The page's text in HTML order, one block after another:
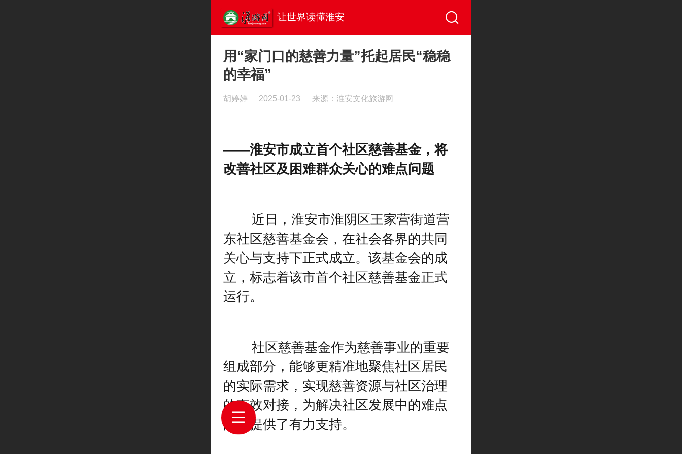
让世界读懂淮安
用“家门口的慈善力量”托起居民“稳稳
的幸福”
胡婷婷 2025-01-23 来源：淮安文化旅游网
——淮安市成立首个社区慈善基金，将
改善社区及困难群众关心的难点问题
近日，淮安市淮阴区王家营街道营
东社区慈善基金会，在社会各界的共同
关心与支持下正式成立。该基金会的成
立，标志着该市首个社区慈善基金正式
运行。
社区慈善基金作为慈善事业的重要
组成部分，能够更精准地聚焦社区居民
的实际需求，实现慈善资源与社区治理
的有效对接，为解决社区发展中的难点
问题提供了有力支持。